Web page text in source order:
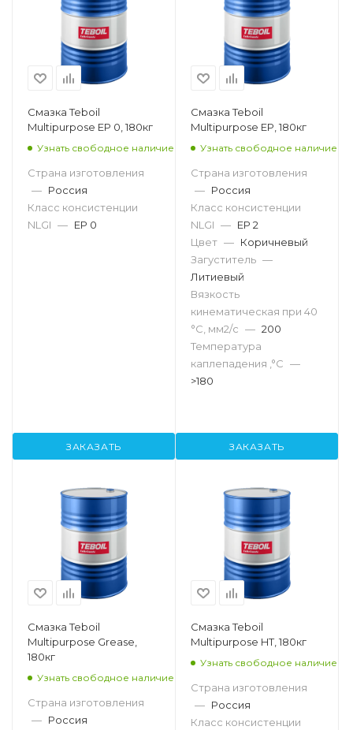
Смазка Teboil
Multipurpose EP 0, 180кг
Узнать свободное наличие
Страна изготовления
— Россия
Класс консистенции
NLGI — EP 0
ЗАКАЗАТЬ
Смазка Teboil
Multipurpose EP, 180кг
Узнать свободное наличие
Страна изготовления
— Россия
Класс консистенции
NLGI — EP 2
Цвет — Коричневый
Загуститель —
Литиевый
Вязкость
кинематическая при 40
°С, мм2/с — 200
Температура
каплепадения ,°C —
>180
ЗАКАЗАТЬ
Смазка Teboil
Multipurpose Grease,
180кг
Узнать свободное наличие
Страна изготовления
— Россия
Смазка Teboil
Multipurpose HT, 180кг
Узнать свободное наличие
Страна изготовления
— Россия
Класс консистенции